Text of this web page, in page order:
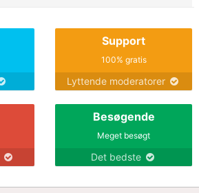
Support
100% gratis
Lyttende moderatorer
Besøgende
Meget besøgt
Det bedste